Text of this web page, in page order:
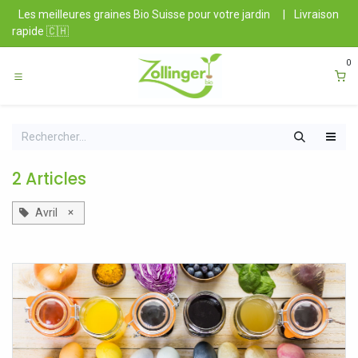
Se rendre au contenu
Les meilleures graines Bio Suisse pour votre jardin
Livraison
rapide 🇨🇭
0
2 Articles
Avril ×